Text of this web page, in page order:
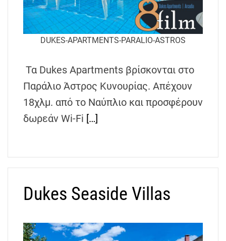
DUKES-APARTMENTS-PARALIO-ASTROS
Τα Dukes Apartments βρίσκονται στο
Παράλιο Άστρος Κυνουρίας. Απέχουν
18χλμ. από το Ναύπλιο και προσφέρουν
δωρεάν Wi-Fi […]
Dukes Seaside Villas